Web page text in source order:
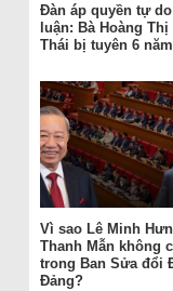
Đàn áp quyền tự
luận: Bà Hoàng Thị
Thái bị tuyên 6
Vì sao Lê Minh
Thanh Mẫn không
trong Ban Sửa đổi
Đảng?